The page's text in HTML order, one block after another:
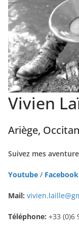
Vivien
Ariège,
Suivez mes
Youtube / Facebook
Mail:
Téléphone: +33 (0)6